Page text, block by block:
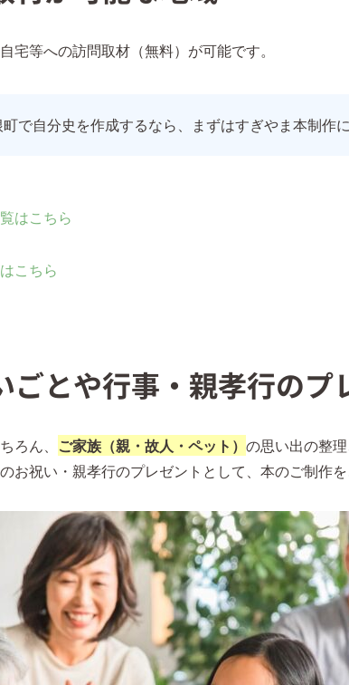
宅等への訪問取材（無料）が可能です。
で自分史を作成するなら、まずはすぎやま本制作
はこちら
こちら
ごとや行事・親孝行のプ
ろん、 ご家族（親・故人・ペット） の思い出の整
お祝い・親孝行のプレゼントとして、本のご制作を